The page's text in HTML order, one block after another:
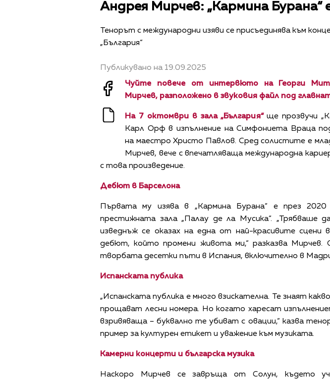
Андрея Мирчев: „Кармина
Тенорът с международни изяви се присъединява към
„България“
Публикувано на 19.09.2025
Чуйте повече от интервюто на Георги
Мирчев, разположено в звуковия файл под
На 7 октомври в зала „България“ще прозвучи
Карл Орф в изпълнение на Симфониета Враца
на маестро Христо Павлов. Сред солистите е
Мирчев, вече с впечатляваща международна
с това произведение.
Дебют в Барселона
Първата му изява в „Кармина Бурана“ е през
престижната зала „Палау де ла Мусика“. „Трябваше
изведнъж се оказах на една от най-красивите сцени
дебют, който промени живота ми,“ разказва
творбата десетки пъти в Испания, включително в
Испанската публика
„Испанската публика е много взискателна. Те знаят
прощават лесни номера. Но когато харесат
взривяваща – буквално те убиват с овации,“ казва
пример за културен етикет и уважение към музиката.
Камерни концерти и българска музика
Наскоро Мирчев се завръща от Солун, където